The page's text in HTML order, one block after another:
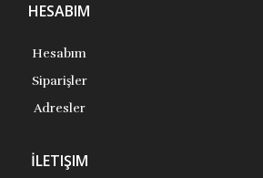
HESABIM
Hesabım
Siparişler
Adresler
İLETIŞIM